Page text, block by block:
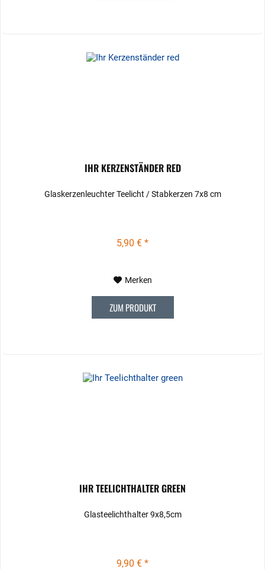
IHR KERZENSTÄNDER RED
Glaskerzenleuchter Teelicht / Stabkerzen 7x8 cm
5,90 € *
Merken
ZUM PRODUKT
IHR TEELICHTHALTER GREEN
Glasteelichthalter 9x8,5cm
9,90 € *